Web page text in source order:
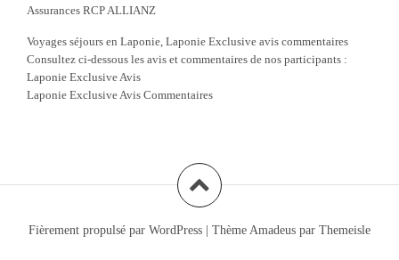
Assurances RCP ALLIANZ
Voyages séjours en Laponie, Laponie Exclusive avis commentaires
Consultez ci-dessous les avis et commentaires de nos participants :
Laponie Exclusive Avis
Laponie Exclusive Avis Commentaires
Fièrement propulsé par WordPress | Thème Amadeus par Themeisle